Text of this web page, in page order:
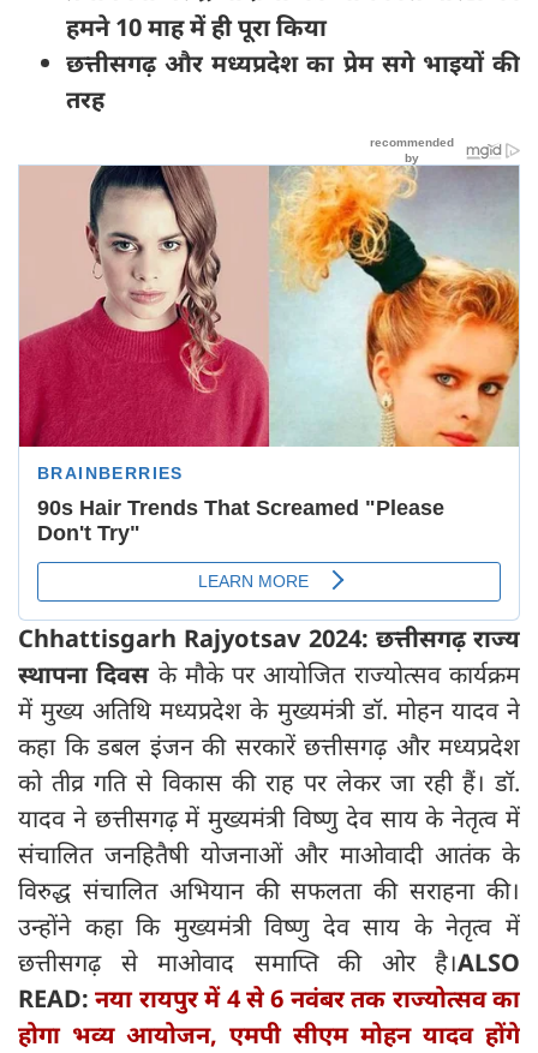
हमने 10 माह में ही पूरा किया
छत्तीसगढ़ और मध्यप्रदेश का प्रेम सगे भाइयों की
तरह
Chhattisgarh Rajyotsav 2024: छत्तीसगढ़ राज्य
स्थापना दिवस के मौके पर आयोजित राज्योत्सव कार्यक्रम
में मुख्य अतिथि मध्यप्रदेश के मुख्यमंत्री डॉ. मोहन यादव ने
कहा कि डबल इंजन की सरकारें छत्तीसगढ़ और मध्यप्रदेश
को तीव्र गति से विकास की राह पर लेकर जा रही हैं। डॉ.
यादव ने छत्तीसगढ़ में मुख्यमंत्री विष्णु देव साय के नेतृत्व में
संचालित जनहितैषी योजनाओं और माओवादी आतंक के
विरुद्ध संचालित अभियान की सफलता की सराहना की।
उन्होंने कहा कि मुख्यमंत्री विष्णु देव साय के नेतृत्व में
छत्तीसगढ़ से माओवाद समाप्ति की ओर है।ALSO
READ:नया रायपुर में 4 से 6 नवंबर तक राज्योत्सव का
होगा भव्य आयोजन, एमपी सीएम मोहन यादव होंगे